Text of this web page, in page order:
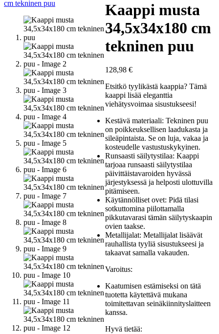
Kaappi musta
34,5x34x180 cm
tekninen puu
128,98€
Etsitkö tyylikästä kaappia? Tämä
kaappi lisää eleganttia
viehätysvoimaa sisustukseesi!
Kestävä materiaali: Tekninen puu
on poikkeuksellisen laadukasta ja
sileäpintaista. Se on luja, vakaa ja
kosteudelle vastustuskykyinen.
Runsaasti säilytystilaa: Kaappi
tarjoaa runsaasti säilytystilaa
päivittäistavaroiden hyvässä
järjestyksessä ja helposti ulottuvilla
pitämiseen.
Käytännölliset ovet: Pidä tilasi
sotkuttomina piilottamalla
pikkutavarasi tämän säilytyskaapin
ovien taakse.
Metallijalat: Metallijalat lisäävät
rauhallista tyyliä sisustukseesi ja
takaavat samalla vakauden.
Varoitus:
Kaatumisen estämiseksi on tätä
tuotetta käytettävä mukana
toimitettavan seinäkiinnityslaitteen
kanssa.
Hyvä tietää: